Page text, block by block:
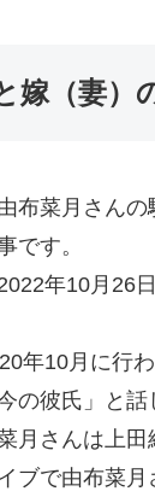
嫁（妻）
布菜月さん
です。
年10月26
年10月に行
の彼氏」と話
月さんは上
ブで由布菜